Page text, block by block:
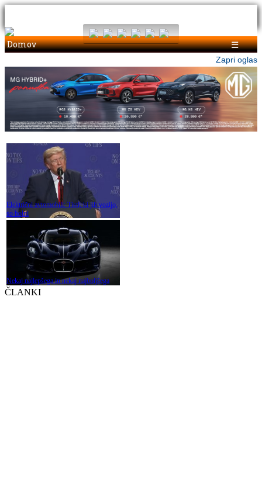
Domov ☰
Zapri oglas
Električni avtomobili: Tisti, ki jih vozijo,
so bolni
Nekaj najlepšega in nekaj najboljšega
ČLANKI